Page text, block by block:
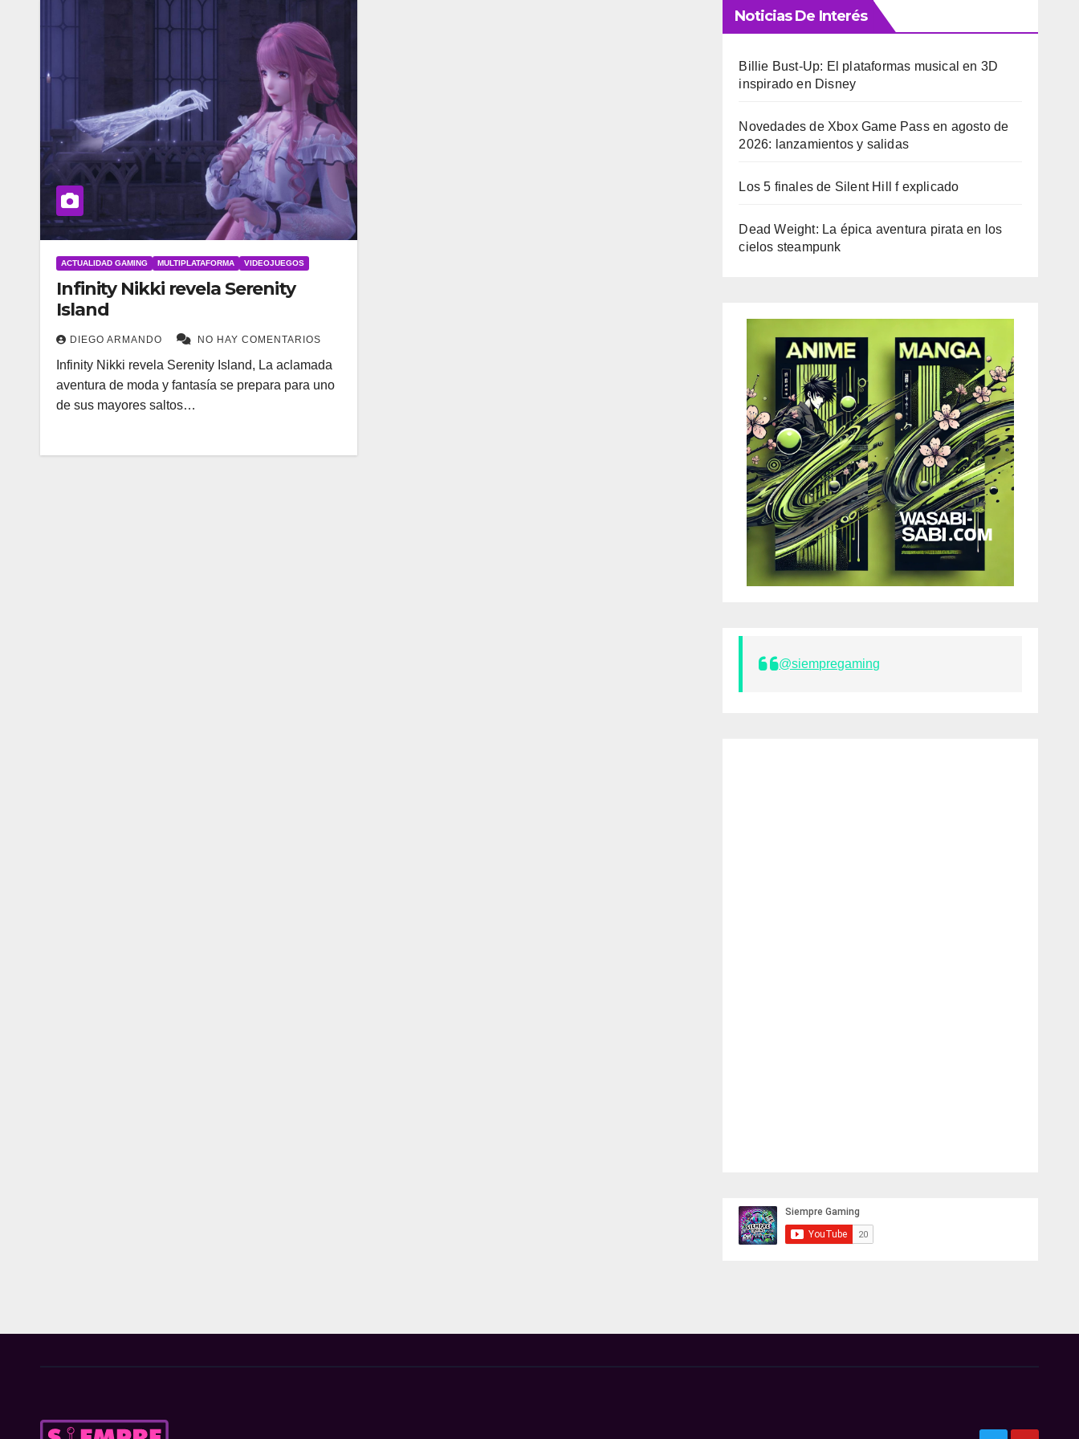
ACTUALIDAD GAMING MULTIPLATAFORMA VIDEOJUEGOS
Infinity Nikki revela Serenity
Island
DIEGO ARMANDO NO HAY COMENTARIOS
Infinity Nikki revela Serenity Island, La aclamada
aventura de moda y fantasía se prepara para uno
de sus mayores saltos…
Noticias De Interés
Billie Bust-Up: El plataformas musical en 3D
inspirado en Disney
Novedades de Xbox Game Pass en agosto de
2026: lanzamientos y salidas
Los 5 finales de Silent Hill f explicado
Dead Weight: La épica aventura pirata en los
cielos steampunk
@siempregaming